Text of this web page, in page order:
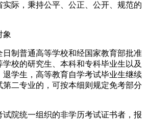
际，秉持公平、公正、公开、规范的
制普通高等学校和经国家教育部批准
校的研究生、本科和专科毕业生以及
学生，高等教育自学考试毕业生继续
二专业的，可按本细则规定免考部分
院统一组织的非学历考试证书者，报